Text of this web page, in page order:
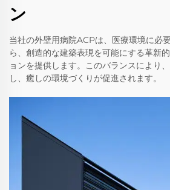
ン
当社の外壁用病院ACPは、医療環境に必
ら、創造的な建築表現を可能にする革新
ョンを提供します。このバランスにより
し、癒しの環境づくりが促進されます。